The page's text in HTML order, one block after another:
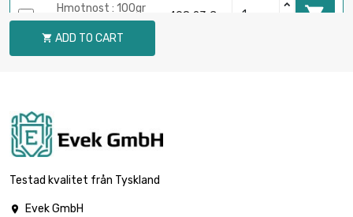
Hmotnost : 100gr
(0.1kg)
498,23 € 
Hmotnost : 500gr
 ADD TO CART
Testad kvalitet från Tyskland

Evek GmbH